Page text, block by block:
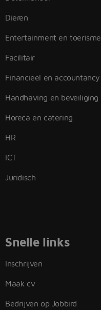
Dieren
Entertainment en toerisme
Facilitair
Financieel en accountancy
Handhaving en beveiliging
Horeca en catering
HR
ICT
Juridisch
Snelle links
Inschrijven
Maak cv
Bedrijven op Jobbird